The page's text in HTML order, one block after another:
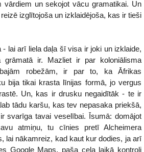
vārdiem un sekojot vācu gramatikai. Un
izglītojoša un izklaidējoša, kas ir tieši
lai arī liela daļa šī visa ir joki un izklaide,
ir. Mazliet ir par koloniālisma
robežām, ir par to, ka Āfrikas
bija tikai krasta līnijas formā, jo vergus
Un, kas ir drusku negaidītāk - te ir
tādu karšu, kas tev nepasaka priekšā,
svarīga tavai veselībai. Īsumā: domājot
atmiņu, tu cīnies pretī Alcheimera
lai nākamreiz, kad kaut kur dodies, ja arī
Google Maps, paša ceļa laikā kontroli